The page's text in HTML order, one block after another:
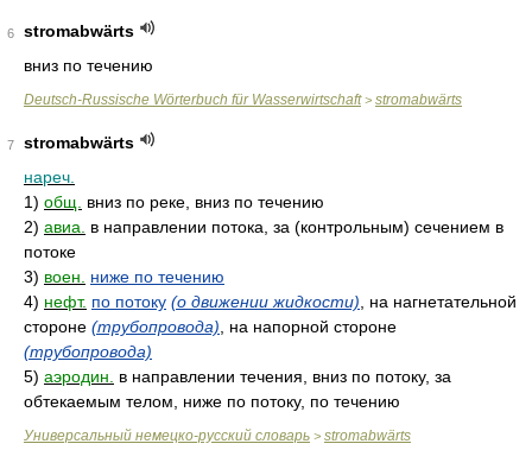
6
stromabwärts
вниз по течению
Deutsch-Russische Wörterbuch für Wasserwirtschaft> stromabwärts
7
stromabwärts
нареч.
1) общ.
вниз по реке, вниз по течению
2) авиа.
в направлении потока, за (контрольным) сечением в
потоке
3) воен.
ниже по течению
4) нефт. по потоку (о движении жидкости) , на нагнетательной
стороне (трубопровода) , на напорной стороне
(трубопровода)
5) аэродин.
в направлении течения, вниз по потоку, за
обтекаемым телом, ниже по потоку, по течению
Универсальный немецко-русский словарь > stromabwärts